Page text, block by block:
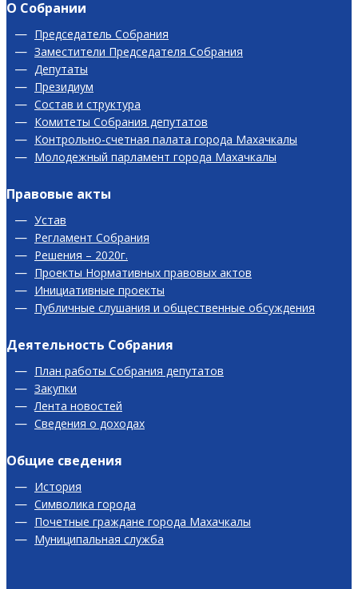
О Собрании
Председатель Собрания
Заместители Председателя Собрания
Депутаты
Президиум
Состав и структура
Комитеты Собрания депутатов
Контрольно-счетная палата города Махачкалы
Молодежный парламент города Махачкалы
Правовые акты
Устав
Регламент Собрания
Решения – 2020г.
Проекты Нормативных правовых актов
Инициативные проекты
Публичные слушания и общественные обсуждения
Деятельность Собрания
План работы Собрания депутатов
Закупки
Лента новостей
Сведения о доходах
Общие сведения
История
Символика города
Почетные граждане города Махачкалы
Муниципальная служба